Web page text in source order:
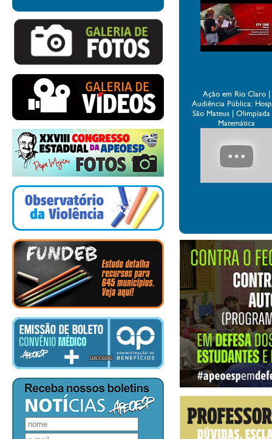
Ação em Rio Claro |
Audiência Pública:
São Mateus |
Matemática